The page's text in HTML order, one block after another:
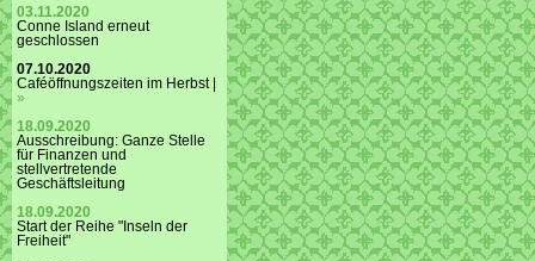
03.11.2020
Conne Island erneut
geschlossen
07.10.2020
Caféöffnungszeiten im Herbst |
»
18.09.2020
Ausschreibung: Ganze Stelle
für Finanzen und
stellvertretende
Geschäftsleitung
18.09.2020
Start der Reihe "Inseln der
Freiheit"